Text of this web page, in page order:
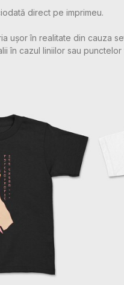
direct pe imprimeu.
ușor în realitate din cauza
în cazul liniilor sau